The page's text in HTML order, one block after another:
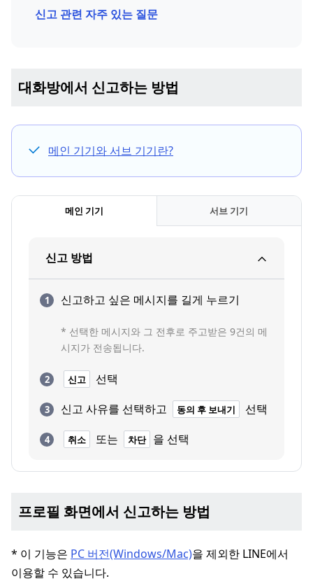
신고 관련 자주 있는 질문
대화방에서 신고하는 방법
메인 기기와 서브 기기란?
메인 기기 서브 기기
신고 방법
신고하고 싶은 메시지를 길게 누르기
* 선택한 메시지와 그 전후로 주고받은 9건의 메
시지가 전송됩니다.
신고
선택
신고 사유를 선택하고
동의 후 보내기 선택
취소 또는 차단 을 선택
프로필 화면에서 신고하는 방법
* 이 기능은 PC 버전(Windows/Mac)을 제외한 LINE에서
이용할 수 있습니다.